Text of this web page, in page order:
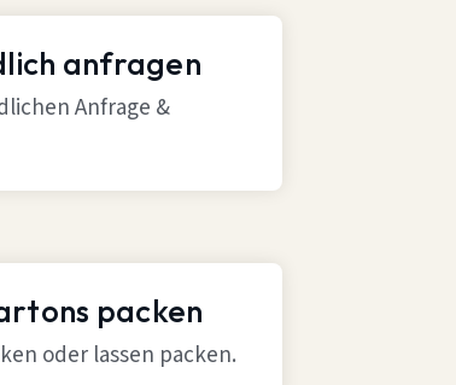
anfragen
Anfrage &
packen
oder lassen packen.